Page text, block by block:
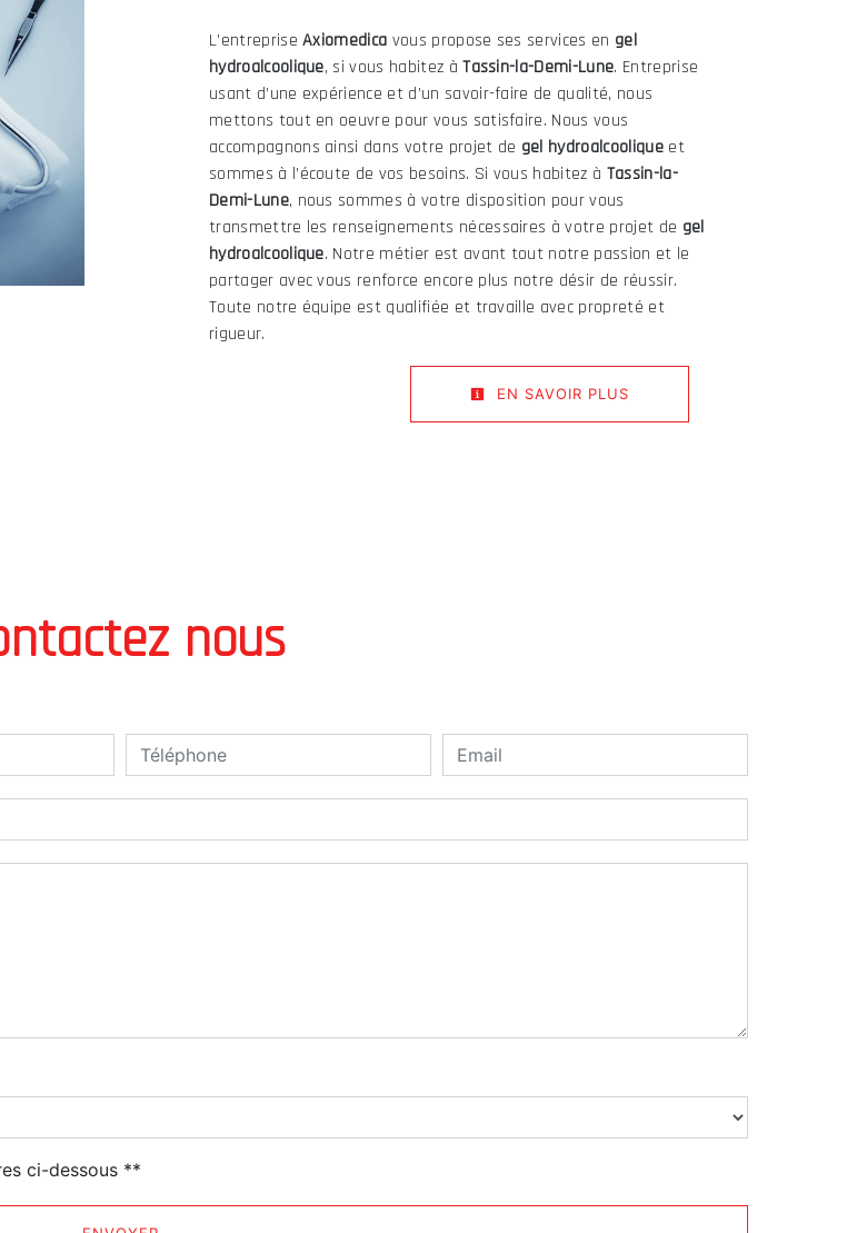
L’entrepriseAxiomedica vous propose ses services en gel
hydroalcoolique, si vous habitez àTassin-la-Demi-Lune. Entreprise
usant d’une expérience et d’un savoir-faire de qualité, nous
mettons tout en oeuvre pour vous satisfaire. Nous vous
accompagnons ainsi dans votre projet de gel hydroalcooliqueet
sommes à l’écoute de vos besoins. Si vous habitez à Tassin-la-
Demi-Lune, nous sommes à votre disposition pour vous
transmettre les renseignements nécessaires à votre projet de gel
hydroalcoolique. Notre métier est avant tout notre passion et le
partager avec vous renforce encore plus notre désir de réussir.
Toute notre équipe est qualifiée et travaille avec propreté et
rigueur.
EN SAVOIR PLUS
nous
ci-dessous **